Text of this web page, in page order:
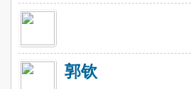
郭钦